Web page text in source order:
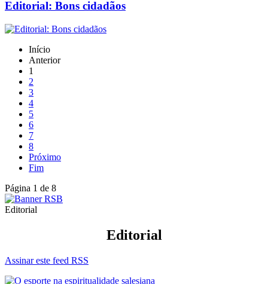
Editorial: Bons cidadãos
Início
Anterior
1
2
3
4
5
6
7
8
Próximo
Fim
Página 1 de 8
Editorial
Editorial
Assinar este feed RSS